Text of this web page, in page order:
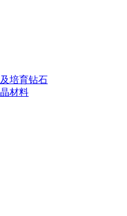
培育钻石
材料